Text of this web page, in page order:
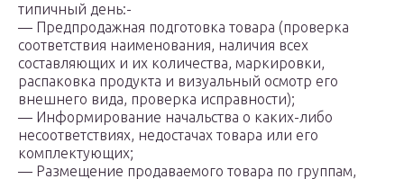
типичный день:-
— Предпродажная подготовка товара (проверка
соответствия наименования, наличия всех
составляющих и их количества, маркировки,
распаковка продукта и визуальный осмотр его
внешнего вида, проверка исправности);
— Информирование начальства о каких-либо
несоответствиях, недостачах товара или его
комплектующих;
— Размещение продаваемого товара по группам,